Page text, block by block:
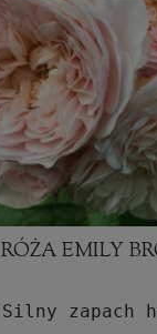
RÓŻA EMILY
Silny zapach